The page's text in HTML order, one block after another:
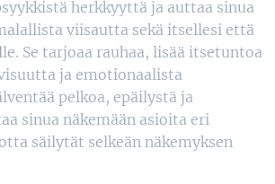
herkkyyttä ja auttaa sinua
viisautta sekä itsellesi että
Se tarjoaa rauhaa, lisää itsetuntoa
ja emotionaalista
pelkoa, epäilystä ja
sinua näkemään asioita eri
säilytät selkeän näkemyksen